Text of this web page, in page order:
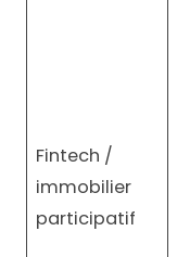
Fintech /
immobilier
participatif